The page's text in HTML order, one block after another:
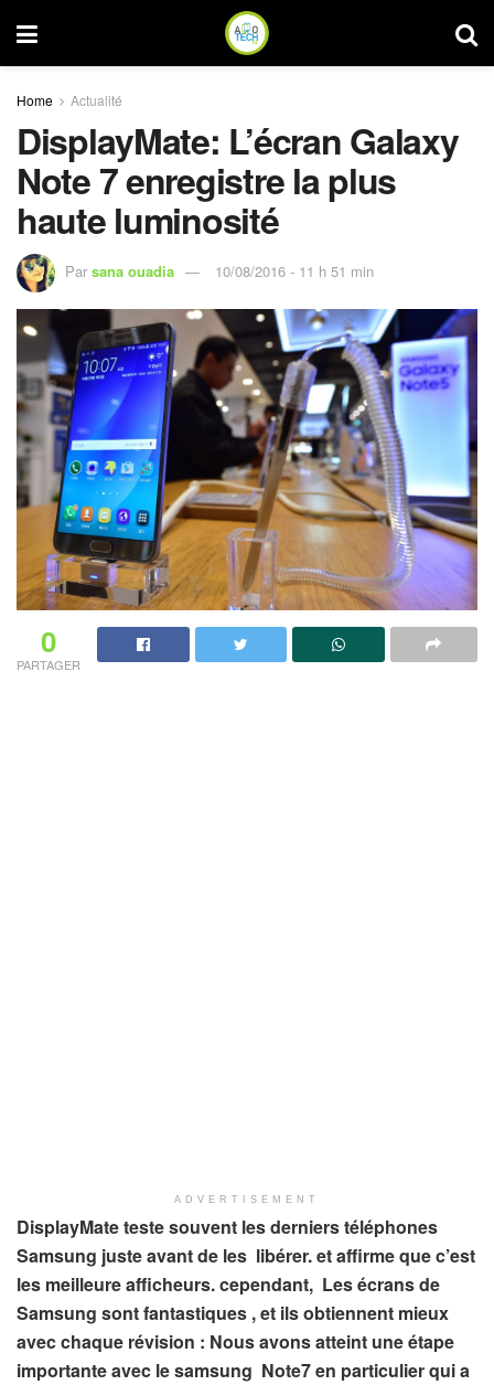
Home Actualité
DisplayMate: L’écran Galaxy
Note 7 enregistre la plus
haute luminosité
Par sana ouadia 10/08/2016 - 11 h 51 min
0
PARTAGER
ADVERTISEMENT
DisplayMate teste souvent les derniers téléphones
Samsung juste avant de les libérer. et affirme que c’est
les meilleure afficheurs. cependant, Les écrans de
Samsung sont fantastiques , et ils obtiennent mieux
avec chaque révision : Nous avons atteint une étape
importante avec le samsung Note7 en particulier qui a